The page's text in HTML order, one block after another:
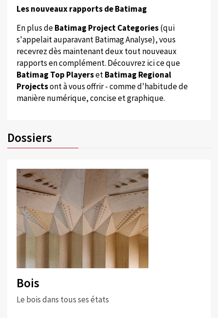
Les nouveaux rapports de Batimag
En plus deBatimag Project Categories(qui
s'appelait auparavant Batimag Analyse), vous
recevrez dès maintenant deux tout nouveaux
rapports en complément. Découvrez ici ce que
Batimag Top PlayersetBatimag Regional
Projectsont à vous offrir - comme d'habitude de
manière numérique, concise et graphique.
Dossiers
Bois
Le bois dans tous ses états